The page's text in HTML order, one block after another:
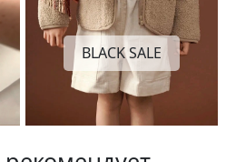
BLACK SALE